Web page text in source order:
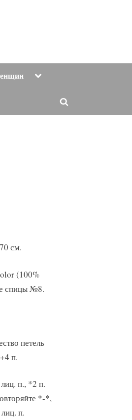
Toggle
Toggle
см.
(100%
спицы №8.
петель
п.
п., *2 п.
*-*,
п.